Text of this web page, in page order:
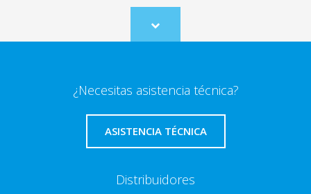
Scroll
to
¿Necesitas asistencia técnica?
ASISTENCIA TÉCNICA
Distribuidores